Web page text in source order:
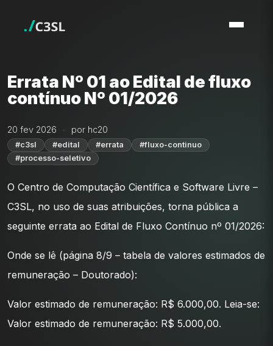
Errata Nº 01 ao Edital de fluxo
contínuo Nº 01/2026
20 fev 2026 por hc20
#c3sl #edital #errata
#fluxo-continuo
#processo-seletivo
O Centro de Computação Científica e Software Livre –
C3SL, no uso de suas atribuições, torna pública a
seguinte errata ao Edital de Fluxo Contínuo nº 01/2026:
Onde se lê (página 8/9 – tabela de valores estimados de
remuneração – Doutorado):
Valor estimado de remuneração: R$ 6.000,00. Leia-se:
Valor estimado de remuneração: R$ 5.000,00.